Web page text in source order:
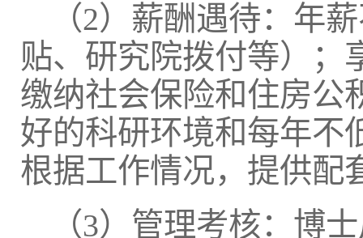
（2）薪酬遇待：年
贴、研究院拨付等）；
缴纳社会保险和住房公
好的科研环境和每年不
根据工作情况，提供配
（3）管理考核：博